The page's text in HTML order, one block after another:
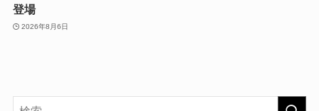
登場
2026年8月6日